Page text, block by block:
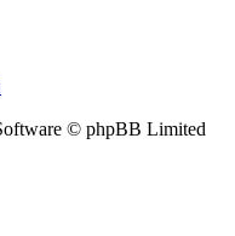
© phpBB Limited